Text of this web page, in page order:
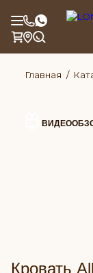
Главная
Кровать